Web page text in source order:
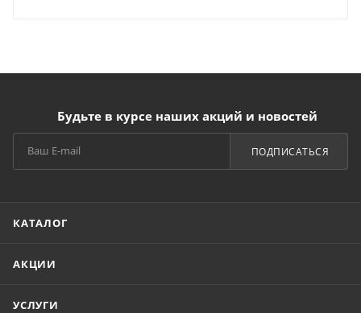
Будьте в курсе наших акций и новостей
ПОДПИСАТЬСЯ
КАТАЛОГ
АКЦИИ
УСЛУГИ